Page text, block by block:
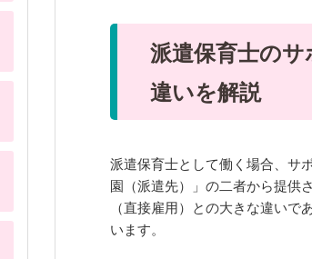
派遣保育士の
違いを解説
派遣保育士として働く場合、サ
園（派遣先）」の二者から提供
（直接雇用）との大きな違い
います。